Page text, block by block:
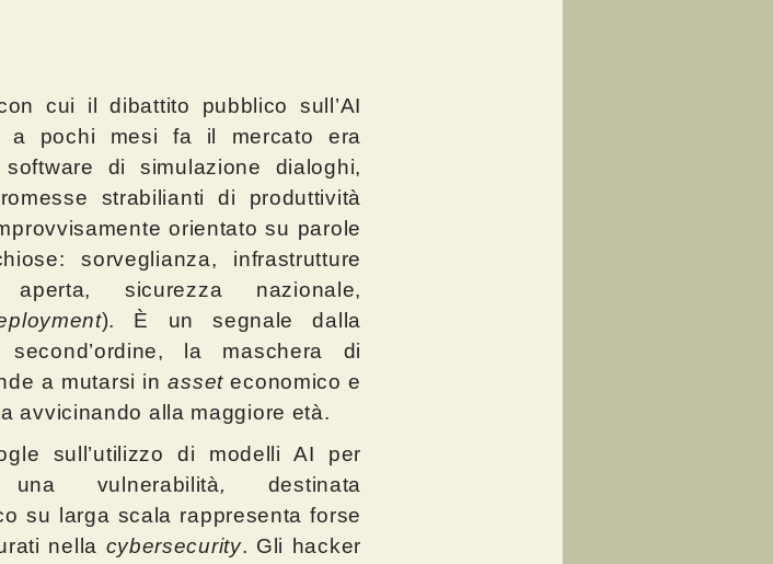
cui il dibattito pubblico sull’AI
a pochi mesi fa il mercato era
di simulazione dialoghi,
strabilianti di produttività
orientato su parole
sorveglianza, infrastrutture
aperta, sicurezza nazionale,
). È un segnale dalla
la maschera di
a mutarsi inasseteconomico e
avvicinando alla maggiore età.
sull’utilizzo di modelli AI per
una vulnerabilità,
destinata
su larga scala rappresenta forse
nella cybersecurity. Gli hacker